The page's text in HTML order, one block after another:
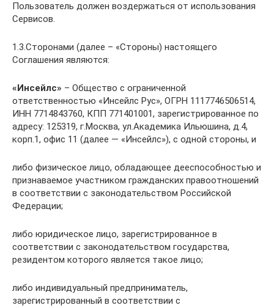
Пользователь должен воздержаться от использования
Сервисов.
1.3.Сторонами (далее – «Стороны) настоящего
Соглашения являются:
«Инсейлс» – Общество с ограниченной
ответственностью «Инсейлс Рус», ОГРН 1117746506514,
ИНН 7714843760, КПП 771401001, зарегистрированное по
адресу: 125319, г.Москва, ул.Академика Ильюшина, д.4,
корп.1, офис 11 (далее — «Инсейлс»), с одной стороны, и
либо физическое лицо, обладающее дееспособностью и
признаваемое участником гражданских правоотношений
в соответствии с законодательством Российской
Федерации;
либо юридическое лицо, зарегистрированное в
соответствии с законодательством государства,
резидентом которого является такое лицо;
либо индивидуальный предприниматель,
зарегистрированный в соответствии с